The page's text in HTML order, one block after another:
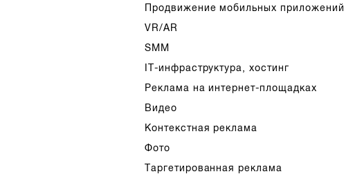
Продвижение мобильных приложений
VR/AR
SMM
IT-инфраструктура, хостинг
Реклама на интернет-площадках
Видео
Контекстная реклама
Фото
Таргетированная реклама